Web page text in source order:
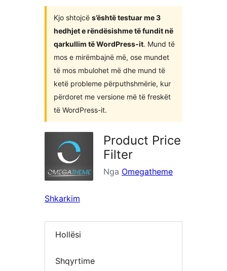
Kjo shtojcë s’është testuar me 3
hedhjet e rëndësishme të fundit në
qarkullim të WordPress-it. Mund të
mos e mirëmbajnë më, ose mundet
të mos mbulohet më dhe mund të
ketë probleme përputhshmërie, kur
përdoret me versione më të freskët
të WordPress-it.
Product Price
Filter
Nga Omegatheme
Shkarkim
Hollësi
Shqyrtime